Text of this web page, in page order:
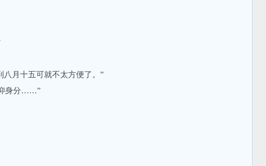
月十五可就不太方便了。”
身分……”